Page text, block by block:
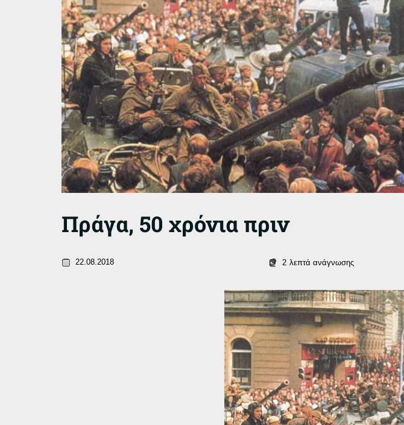
Πράγα, 50 χρόνια πριν
22.08.2018 2 λεπτά ανάγνωσης